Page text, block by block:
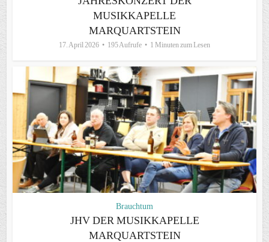
MUSIKKAPELLE
MARQUARTSTEIN
17. April 2026 195 Aufrufe 1 Minuten zum Lesen
Brauchtum
JHV DER MUSIKKAPELLE
MARQUARTSTEIN